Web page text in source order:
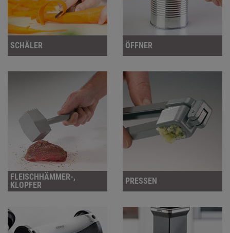
SCHÄLER ÖFFNER
FLEISCHHÄMMER-,
KLOPFER
PRESSEN